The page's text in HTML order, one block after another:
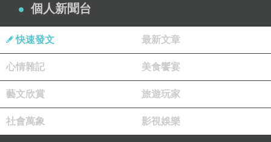
輕鬆劃過隙縫角落
徹底趕走惱人黴菌
個人新聞台
快速發文 最新文章
心情雜記 美食饗宴
藝文欣賞 旅遊玩家
社會萬象 影視娛樂